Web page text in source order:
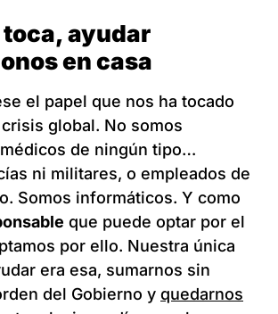
toca, ayudar
en casa
el papel que nos ha tocado
global. No somos
de ningún tipo…
ni militares, o empleados de
Somos informáticos. Y como
que puede optar por el
por ello. Nuestra única
era esa, sumarnos sin
del Gobierno y quedarnos